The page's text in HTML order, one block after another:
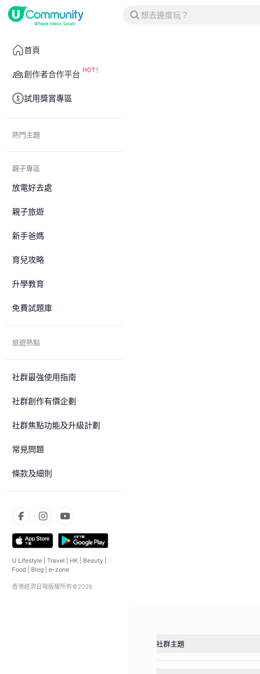
首頁
創作者合作平台
試用獎賞專區
熱門主題
親子專區
放電好去處
親子旅遊
新手爸媽
育兒攻略
升學教育
免費試題庫
旅遊熱點
社群最強使用指南
社群創作有價企劃
社群焦點功能及升級計劃
常見問題
條款及細則
U Lifestyle Travel HK Beauty
Food
Blog e-zone
香港經濟日報版權所有©2026
社群主題